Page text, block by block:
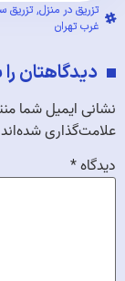
تزریق در منزل,تزریق
غرب تهران
دیدگاهتان
نشانی ایمیل شما
علامت‌گذاری شده‌اند
دیدگاه*